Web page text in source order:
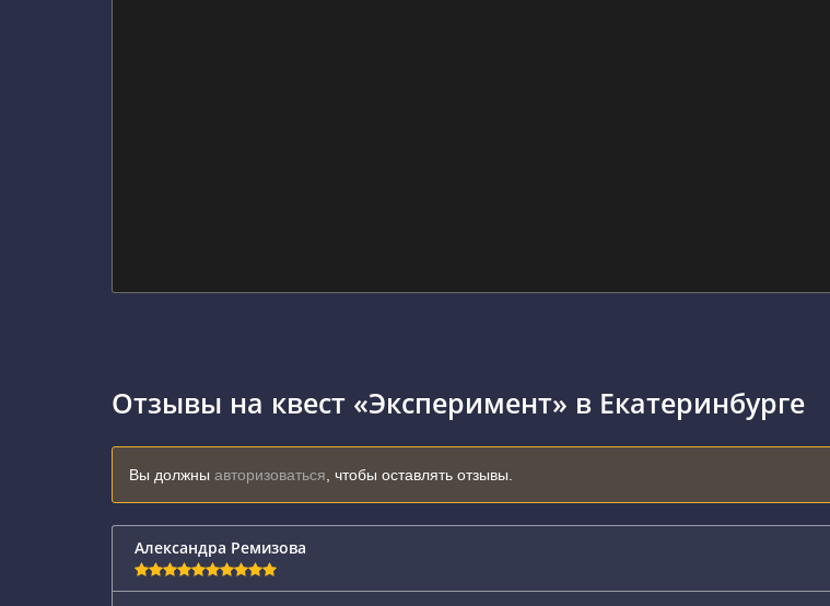
Отзывы на квест «Эксперимент» в Екатеринбурге
Вы должны авторизоваться , чтобы оставлять отзывы.
Александра Ремизова